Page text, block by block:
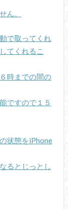
ん。
で取ってくれ
てくれるこ
時までの間の
ですので１５
状態をiPhone
るとじっとし